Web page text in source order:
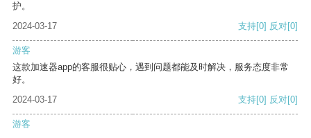
护。
2024-03-17
支持[0] 反对[0]
游客
这款加速器app的客服很贴心，遇到问题都能及时解决，服务态度非常
好。
2024-03-17
支持[0] 反对[0]
游客